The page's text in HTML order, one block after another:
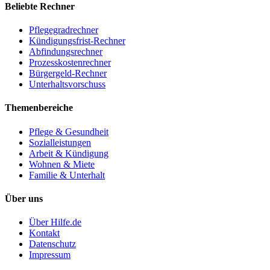
unversorgt wäre.
Ratenzahlungen bis zu 48 Monate möglich.
Wohnverhältnisse. Für den Versorgungsausgleich werden
übernimmt in der Regel das Gericht.
über Folgesachen können erheblich Kosten sparen.
Beliebte Rechner
Pflegegradrechner
Kündigungsfrist-Rechner
Abfindungsrechner
Prozesskostenrechner
Bürgergeld-Rechner
Unterhaltsvorschuss
Themenbereiche
Pflege & Gesundheit
Sozialleistungen
Arbeit & Kündigung
Wohnen & Miete
Familie & Unterhalt
Über uns
Über Hilfe.de
Kontakt
Datenschutz
Impressum